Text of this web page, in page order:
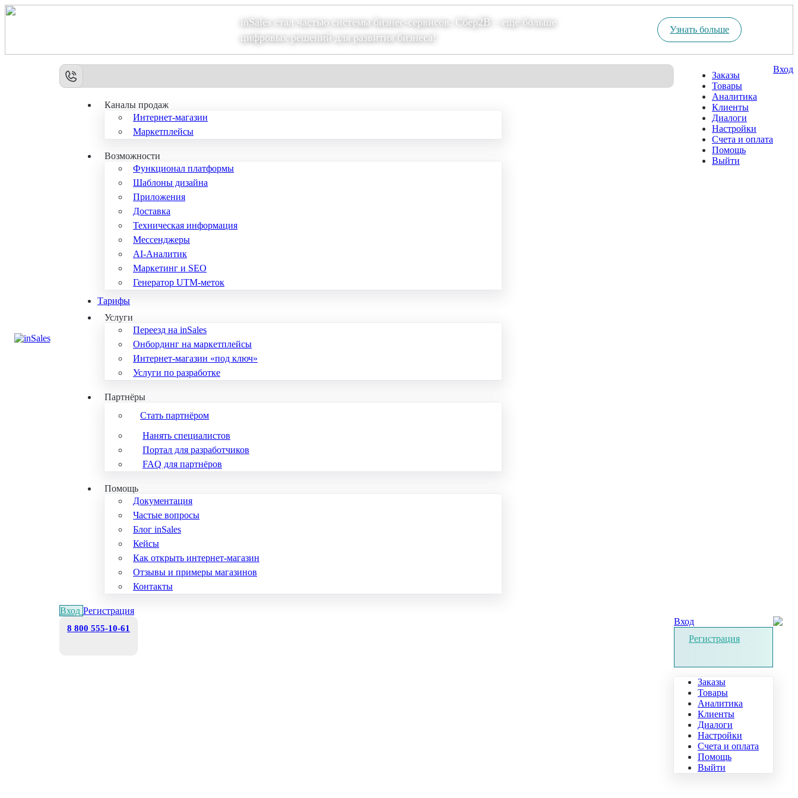
inSales стал частью системы бизнес-сервисов. Сбер2В – еще больше
цифровых решений для развития бизнеса!
Узнать больше
Каналы продаж
Интернет-магазин
Маркетплейсы
Возможности
Функционал платформы
Шаблоны дизайна
Приложения
Доставка
Техническая информация
Мессенджеры
AI-Аналитик
Маркетинг и SEO
Генератор UTM-меток
Тарифы
Услуги
Переезд на inSales
Онбординг на маркетплейсы
Интернет-магазин «под ключ»
Услуги по разработке
Партнёры
Стать партнёром
Нанять специалистов
Портал для разработчиков
FAQ для партнёров
Помощь
Документация
Частые вопросы
Блог inSales
Кейсы
Как открыть интернет-магазин
Отзывы и примеры магазинов
Контакты
Вход Регистрация
Заказы
Товары
Аналитика
Клиенты
Диалоги
Настройки
Счета и оплата
Помощь
Выйти
Вход
8 800 555-10-61
Вход
Регистрация
Заказы
Товары
Аналитика
Клиенты
Диалоги
Настройки
Счета и оплата
Помощь
Выйти